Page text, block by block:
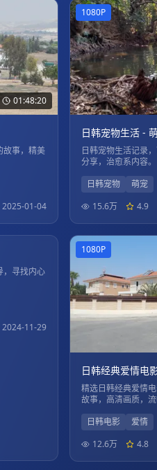
01:48:20
故事，精美
2025-01-04
1080P
日韩宠物生活 -
日韩宠物生活记录
分享，治愈系内容。
日韩宠物
萌宠
15.6万
4.9
01:45:40
，寻找内心
2024-11-29
1080P
日韩经典爱情电
精选日韩经典爱情
故事，高清画质，流
日韩电影
爱情
12.6万
4.8